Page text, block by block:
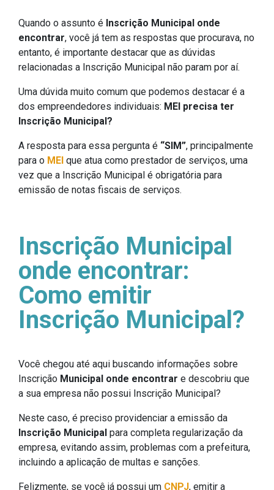
Quando o assunto é Inscrição Municipal onde
encontrar, você já tem as respostas que procurava, no
entanto, é importante destacar que as dúvidas
relacionadas a Inscrição Municipal não param por aí.
Uma dúvida muito comum que podemos destacar é a
dos empreendedores individuais: MEI precisa ter
Inscrição Municipal?
A resposta para essa pergunta é “SIM”, principalmente
para o MEI que atua como prestador de serviços, uma
vez que a Inscrição Municipal é obrigatória para
emissão de notas fiscais de serviços.
Inscrição Municipal
onde encontrar:
Como emitir
Inscrição Municipal?
Você chegou até aqui buscando informações sobre
Inscrição Municipal onde encontrar e descobriu que
a sua empresa não possui Inscrição Municipal?
Neste caso, é preciso providenciar a emissão da
Inscrição Municipal para completa regularização da
empresa, evitando assim, problemas com a prefeitura,
incluindo a aplicação de multas e sanções.
Felizmente, se você já possui um CNPJ, emitir a